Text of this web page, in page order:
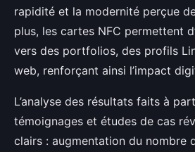
rapidité et la modernité perçue
plus, les cartes NFC permettent
vers des portfolios, des profils
web, renforçant ainsi l’impact
L’analyse des résultats faits à
témoignages et études de cas
clairs : augmentation du nombre